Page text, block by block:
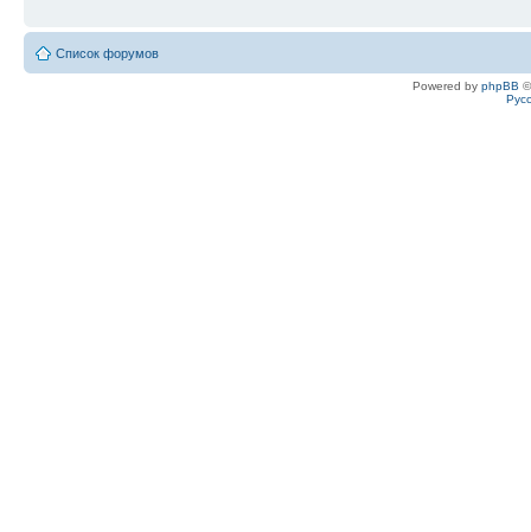
Список форумов
Powered by phpBB